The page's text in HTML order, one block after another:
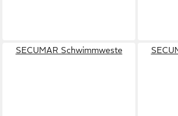
SECUMAR Schwimmweste